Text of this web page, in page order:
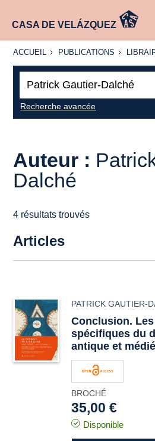
CASA DE VELÁZQUEZ
ACCUEIL
ACCUEIL PUBLICATIONS
PUBLICATIONS
Recherche avancée
Auteur :
Dalché
4 résultats trouvés
Articles
PATRICK GAUTIER-
Conclusion.
spécifiques du
antique et
BROCHÉ
35,00 €
Disponible